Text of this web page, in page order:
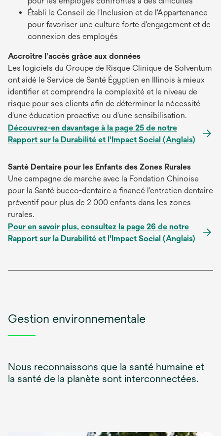
Établi le Conseil de l'Inclusion et de l'Appartenance
pour favoriser une culture forte d'engagement et de
connexion des employés
Accroître l'accès grâce aux données
Les logiciels du Groupe de Risque Clinique de Solventum
ont aidé le Service de Santé Égyptien en Illinois à mieux
identifier et comprendre la complexité et le niveau de
risque pour ses clients afin de déterminer la nécessité
d'une éducation proactive ou d'une sensibilisation.
Découvrez-en davantage à la page 25 de notre
Rapport sur la Durabilité et l'Impact Social (Anglais)
Santé Dentaire pour les Enfants des Zones Rurales
Une campagne de marche avec la Fondation Chinoise
pour la Santé bucco-dentaire a financé l'entretien dentaire
préventif pour plus de 2 000 enfants dans les zones
rurales.
Pour en savoir plus, consultez la page 26 de notre
Rapport sur la Durabilité et l'Impact Social (Anglais)
Gestion environnementale
Nous reconnaissons que la santé humaine et
la santé de la planète sont interconnectées.